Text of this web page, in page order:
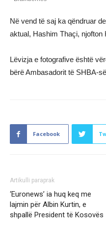
Në vend të saj ka qëndruar
aktual, Hashim Thaçi, njofton
Lëvizja e fotografive është
bërë Ambasadorit të SHBA-
Facebook
Artikulli paraprak
‘Euronews’ ia huq keq me
lajmin për Albin Kurtin, e
shpallë President të Kosovës